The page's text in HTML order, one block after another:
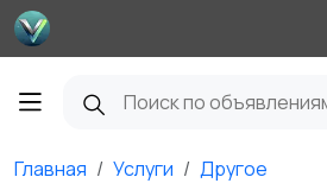
Главная Услуги Другое